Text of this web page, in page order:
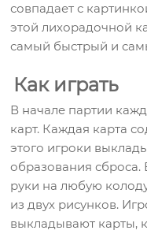
совпадает с
этой лихорадочной
самый быстрый и
Как играть
В начале партии
карт. Каждая карта
этого игроки
образования
руки на любую
из двух рисунков.
выкладывают карты,